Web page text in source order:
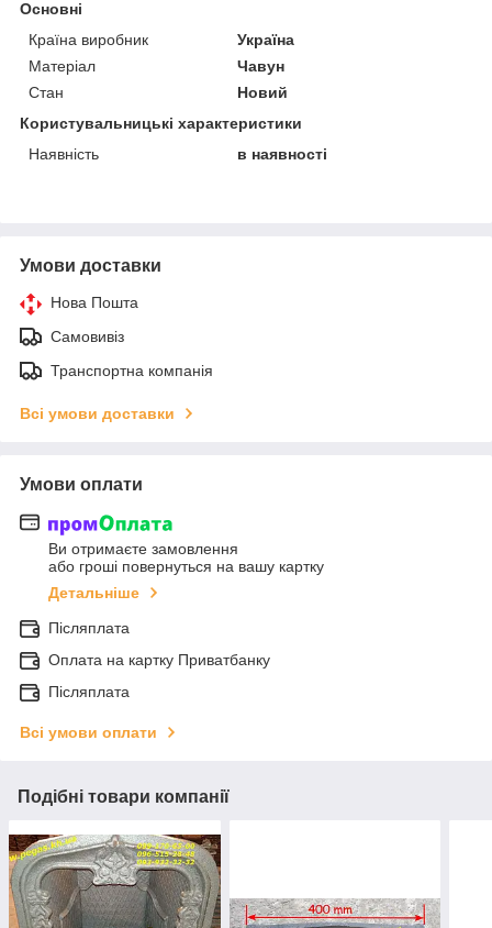
Основні
Країна виробник
Україна
Матеріал
Чавун
Стан
Новий
Користувальницькі характеристики
Наявність
в наявності
Умови доставки
Нова Пошта
Самовивіз
Транспортна компанія
Всі умови доставки
Умови оплати
Ви отримаєте замовлення
або гроші повернуться на вашу картку
Детальніше
Післяплата
Оплата на картку Приватбанку
Післяплата
Всі умови оплати
Подібні товари компанії